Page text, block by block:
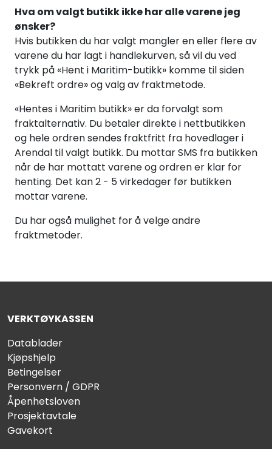
Hva om valgt butikk ikke har alle varene jeg
ønsker?
Hvis butikken du har valgt mangler en eller flere av
varene du har lagt i handlekurven, så vil du ved
trykk på «Hent i Maritim-butikk» komme til siden
«Bekreft ordre» og valg av fraktmetode.
«Hentes i Maritim butikk» er da forvalgt som
fraktalternativ. Du betaler direkte i nettbutikken
og hele ordren sendes fraktfritt fra hovedlager i
Arendal til valgt butikk. Du mottar SMS fra butikken
når de har mottatt varene og ordren er klar for
henting. Det kan 2 - 5 virkedager før butikken
mottar varene.
Du har også mulighet for å velge andre
fraktmetoder.
VERKTØYKASSEN
Datablader
Kjøpshjelp
Betingelser
Personvern / GDPR
Åpenhetsloven
Prosjektavtale
Gavekort